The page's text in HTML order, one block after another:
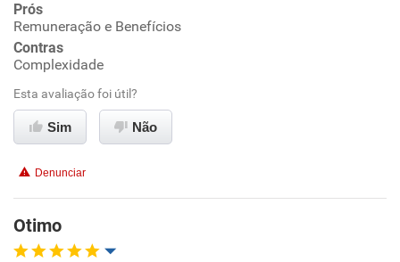
Ambiente de trabalho
Benefícios
Recomenda esta empresa
Recomenda a diretoria
Prós
Remuneração e Benefícios
Contras
Complexidade
Esta avaliação foi útil?
Sim Não
Denunciar
Otimo